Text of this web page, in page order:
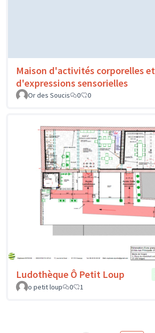
Maison d'activités corporelles et
d'expressions sensorielles
Or des Soucis
0 0
Ludothèque Ô Petit Loup
o petit loup
0 1